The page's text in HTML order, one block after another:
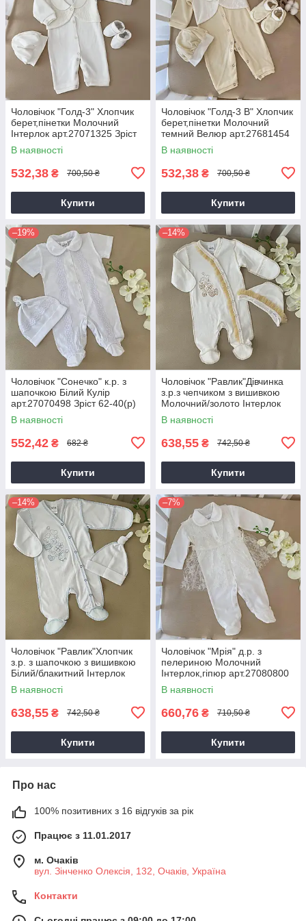
Чоловічок "Голд-3" Хлопчик
берет,пінетки Молочний
Інтерлок арт.27071325 Зріст
56-38(р)
В наявності
532,38 ₴ 700,50 ₴
Купити
Чоловічок "Голд-3 В" Хлопчик
берет,пінетки Молочний
темний Велюр арт.27681454
Зріст 56-38(р)
В наявності
532,38 ₴ 700,50 ₴
Купити
–19%
Чоловічок "Сонечко" к.р. з
шапочкою Білий Кулір
арт.27070498 Зріст 62-40(р)
В наявності
552,42 ₴ 682 ₴
Купити
–14%
Чоловічок "Равлик"Дівчинка
з.р.з чепчиком з вишивкою
Молочний/золото Інтерлок
арт.27077646 Зріст 56-38(р)
В наявності
638,55 ₴ 742,50 ₴
Купити
–14%
Чоловічок "Равлик"Хлопчик
з.р. з шапочкою з вишивкою
Білий/блакитний Інтерлок
арт.27077648 Зріст 56-38(р)
В наявності
638,55 ₴ 742,50 ₴
Купити
–7%
Чоловічок "Мрія" д.р. з
пелериною Молочний
Інтерлок,гіпюр арт.27080800
Зріст 56-38(р)
В наявності
660,76 ₴ 710,50 ₴
Купити
Про нас
100% позитивних з 16 відгуків за рік
Працює з 11.01.2017
м. Очаків
вул. Зінченко Олексія, 132, Очаків, Україна
Контакти